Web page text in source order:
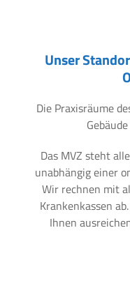
Unser
Die Praxisräume
Das MVZ steht
unabhängig einer
Wir rechnen mit
Krankenkassen
Ihnen